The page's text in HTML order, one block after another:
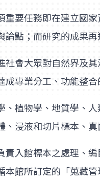
重要任務即在建立國
論點；而研究的成果
社會大眾對自然界及
成專業分工、功能整合
、植物學、地質學、
、浸液和切片標本、
責入館標本之處理、
本館所訂定的「蒐藏